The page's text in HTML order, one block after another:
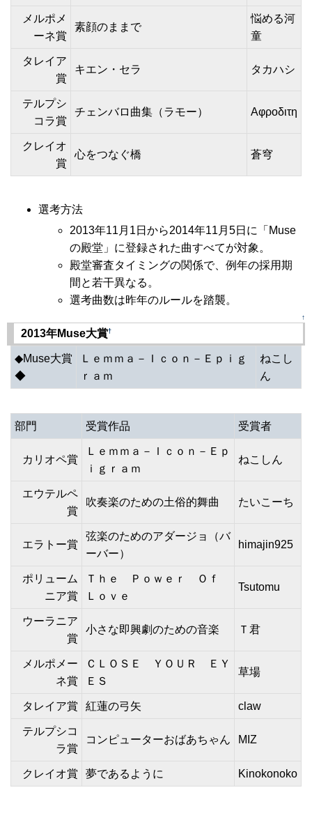
メルポメ
ーネ賞
素顔のままで
悩める河
童
タレイア
賞
キエン・セラ タカハシ
テルプシ
コラ賞
チェンバロ曲集（ラモー） Αφροδιτη
クレイオ
賞
心をつなぐ橋 蒼穹
選考方法
2013年11月1日から2014年11月5日に「Muse
の殿堂」に登録された曲すべてが対象。
殿堂審査タイミングの関係で、例年の採用期
間と若干異なる。
選考曲数は昨年のルールを踏襲。
↑
2013年Muse大賞†
◆Muse大賞
◆
Ｌｅｍｍａ－Ｉｃｏｎ－Ｅｐｉｇ
ｒａｍ
ねこし
ん
部門 受賞作品 受賞者
カリオペ賞
Ｌｅｍｍａ－Ｉｃｏｎ－Ｅｐ
ｉｇｒａｍ
ねこしん
エウテルペ
賞
吹奏楽のための土俗的舞曲 たいこーち
エラトー賞
弦楽のためのアダージョ（バ
ーバー）
himajin925
ポリューム
ニア賞
Ｔｈｅ Ｐｏｗｅｒ Ｏｆ
Ｌｏｖｅ
Tsutomu
ウーラニア
賞
小さな即興劇のための音楽 Ｔ君
メルポメー
ネ賞
ＣＬＯＳＥ ＹＯＵＲ ＥＹ
ＥＳ
草場
タレイア賞 紅蓮の弓矢 claw
テルプシコ
ラ賞
コンピューターおばあちゃん MIZ
クレイオ賞 夢であるように Kinokonoko